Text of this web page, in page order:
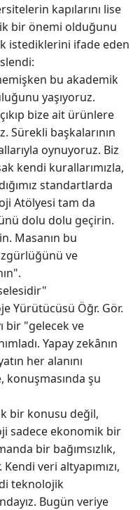
kapılarını lise
bir önemi olduğunu
istediklerini ifade eden
bu akademik
yaşıyoruz.
bize ait ürünlere
Sürekli başkalarının
oynuyoruz. Biz
kendi kurallarımızla,
standartlarda
Atölyesi tam da
dolu dolu geçirin.
Masanın bu
ve
Yürütücüsü Öğr. Gör.
bir "gelecek ve
Yapay zekânın
her alanını
şu
bir konusu değil,
sadece ekonomik bir
bir bağımsızlık,
veri altyapımızı,
teknolojik
Bugün veriye